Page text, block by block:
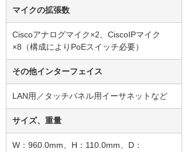
マイクの拡張数
Ciscoアナログマイク×2、CiscoIPマイク
×8（構成によりPoEスイッチ必要）
その他インターフェイス
LAN用／タッチパネル用イーサネットなど
サイズ、重量
W：960.0mm、H：110.0mm、D：